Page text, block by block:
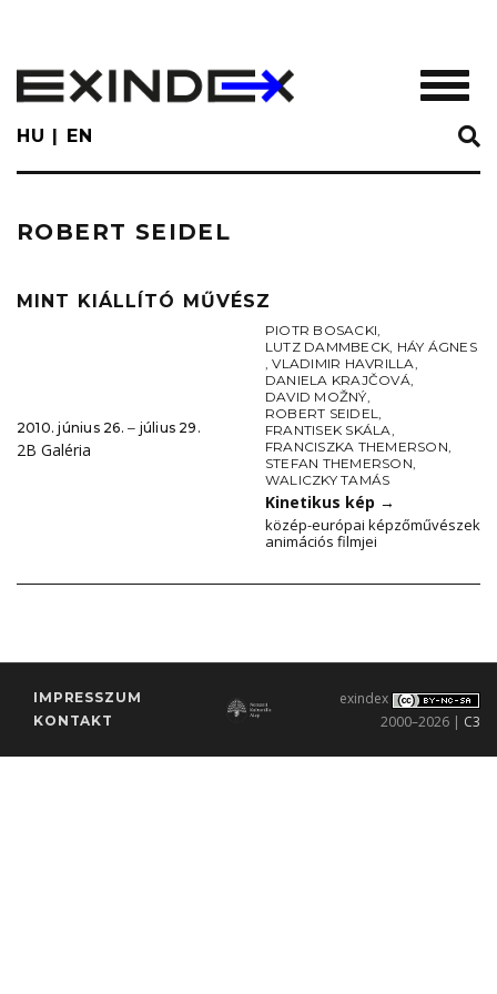
main
content
HU EN
ROBERT SEIDEL
MINT KIÁLLÍTÓ MŰVÉSZ
2010. június 26. ‒ július 29.
2B Galéria
PIOTR BOSACKI,
LUTZ DAMMBECK, HÁY ÁGNES
,VLADIMIR HAVRILLA,
DANIELA KRAJČOVÁ,
DAVID MOŽNÝ,
ROBERT SEIDEL,
FRANTISEK SKÁLA,
FRANCISZKA THEMERSON,
STEFAN THEMERSON,
WALICZKY TAMÁS
Kinetikus kép →
közép-európai képzőművészek
animációs filmjei
IMPRESSZUM
KONTAKT
exindex
2000–2026 | C3